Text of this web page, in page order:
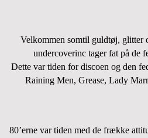
Velkommen somtil guldtøj, glitter
undercoverinc tager fat på de
Dette var tiden for discoen og den
Raining Men, Grease, Lady
80’erne var tiden med de frække